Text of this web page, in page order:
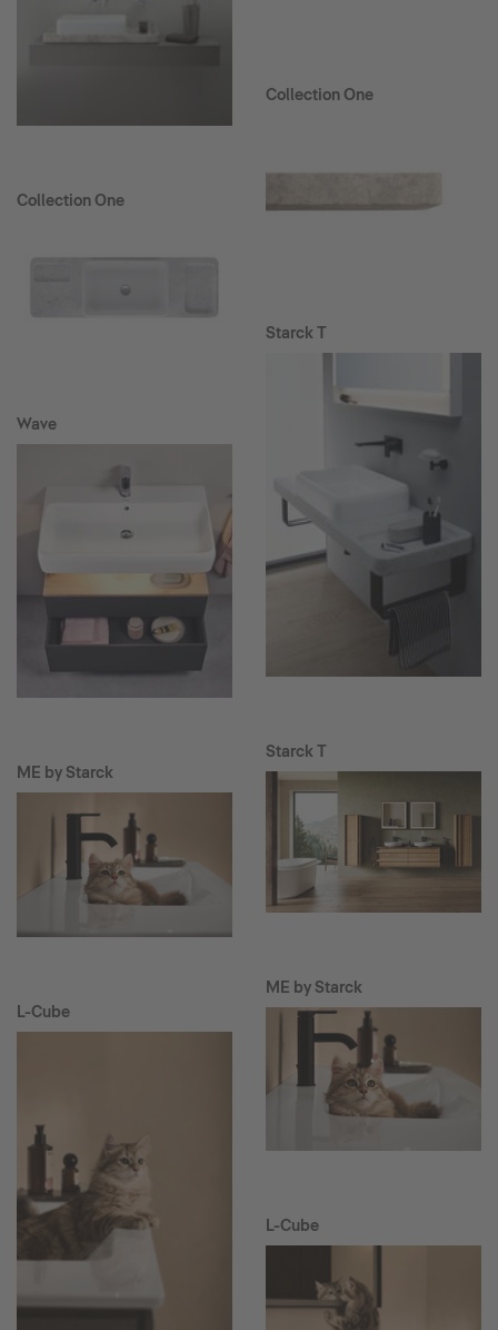
Collection One
Wave
ME by Starck
L-Cube
Collection One
Starck T
Starck T
ME by Starck
L-Cube